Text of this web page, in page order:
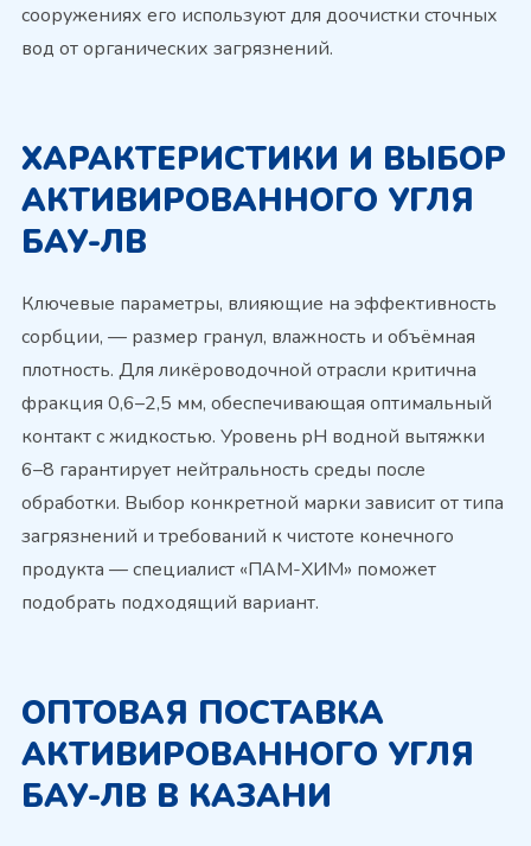
сооружениях его используют для доочистки сточных
вод от органических загрязнений.
ХАРАКТЕРИСТИКИ И ВЫБОР
АКТИВИРОВАННОГО УГЛЯ
БАУ-ЛВ
Ключевые параметры, влияющие на эффективность
сорбции, — размер гранул, влажность и объёмная
плотность. Для ликёроводочной отрасли критична
фракция 0,6–2,5 мм, обеспечивающая оптимальный
контакт с жидкостью. Уровень pH водной вытяжки
6–8 гарантирует нейтральность среды после
обработки. Выбор конкретной марки зависит от типа
загрязнений и требований к чистоте конечного
продукта — специалист «ПАМ-ХИМ» поможет
подобрать подходящий вариант.
ОПТОВАЯ ПОСТАВКА
АКТИВИРОВАННОГО УГЛЯ
БАУ-ЛВ В КАЗАНИ